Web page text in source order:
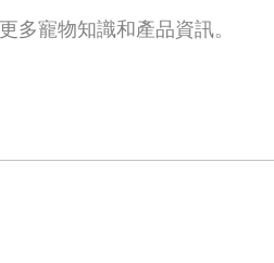
多寵物知識和產品資訊。